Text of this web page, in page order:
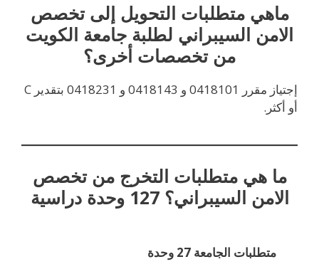
ماهي متطلبات التحويل إلى تخصص
الامن السيبراني لطلبة جامعة الكويت
من تخصصات أخرى؟
إجتياز مقرر 0418101 و 0418143 و 0418231 بتقدير C
أو أكثر.
ما هي متطلبات التخرج من تخصص
الامن السيبراني؟ 127 وحدة دراسية
متطلبات الجامعة 27 وحدة